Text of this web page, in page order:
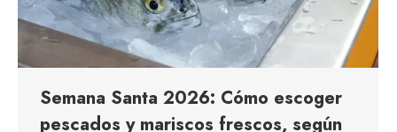
Semana Santa 2026: Cómo escoger
pescados y mariscos frescos, según